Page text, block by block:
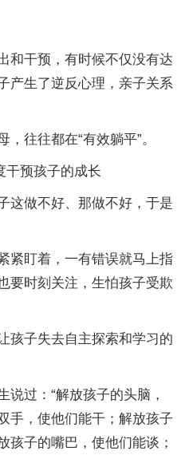
和干预，有时候不仅没有达
产生了逆反心理，亲子关系
往往都在“有效躺平”。
干预孩子的成长
这做不好、那做不好，于是
紧盯着，一有错误就马上指
要时刻关注，生怕孩子受欺
孩子失去自主探索和学习的
说过：“解放孩子的头脑，
手，使他们能干；解放孩子
孩子的嘴巴，使他们能谈；